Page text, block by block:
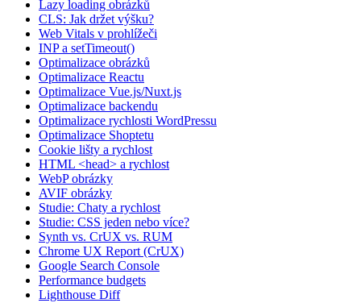
Lazy loading obrázků
CLS: Jak držet výšku?
Web Vitals v prohlížeči
INP a setTimeout()
Optimalizace obrázků
Optimalizace Reactu
Optimalizace Vue.js/Nuxt.js
Optimalizace backendu
Optimalizace rychlosti WordPressu
Optimalizace Shoptetu
Cookie lišty a rychlost
HTML <head> a rychlost
WebP obrázky
AVIF obrázky
Studie: Chaty a rychlost
Studie: CSS jeden nebo více?
Synth vs. CrUX vs. RUM
Chrome UX Report (CrUX)
Google Search Console
Performance budgets
Lighthouse Diff